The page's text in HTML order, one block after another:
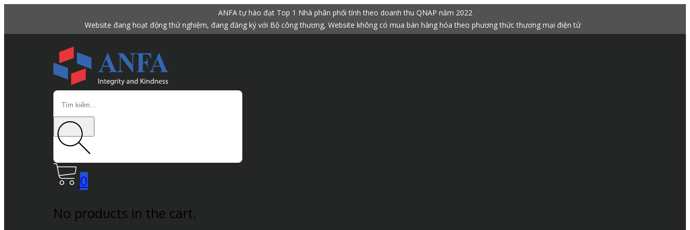
ANFA tự hào đạt Top 1 Nhà phân phối tính theo doanh thu QNAP năm 2022
Website đang hoạt động thử nghiệm, đang đăng ký với Bộ công thương, Website không có mua bán hàng hóa theo phương thức thương mại điện tử
Search
0
No products in the cart.